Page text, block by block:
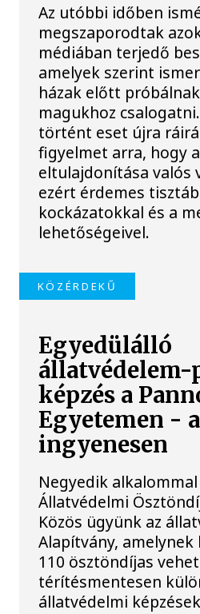
Az utóbbi időben
megszaporodtak
médiában terjedő
amelyek szerint
házak előtt
magukhoz
történt eset újra
figyelmet arra, hogy
eltulajdonítása valós
ezért érdemes
kockázatokkal és a
lehetőségeivel.
KÖZÉRDEKŰ
Egyedülálló
állatvédelem-
képzés a
Egyetemen -
ingyenesen
Negyedik
Állatvédelmi
Közös ügyünk az
Alapítvány,
110 ösztöndíjas
térítésmentesen
állatvédelmi